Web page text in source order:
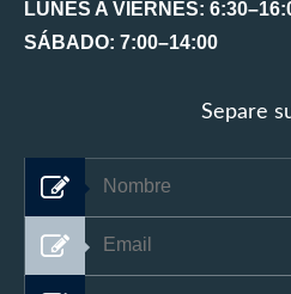
LUNES A VIERNES:
SÁBADO: 7:00–14:00
Separe